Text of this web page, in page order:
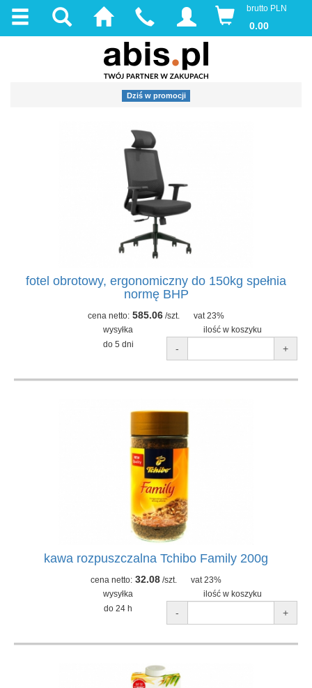
brutto PLN
0.00
Dziś w promocji
fotel obrotowy, ergonomiczny do 150kg spełnia
normę BHP
cena netto: 585.06 /szt.
vat 23%
wysyłka
ilość w koszyku
do 5 dni
- +
kawa rozpuszczalna Tchibo Family 200g
cena netto: 32.08 /szt.
vat 23%
wysyłka
ilość w koszyku
do 24 h
- +